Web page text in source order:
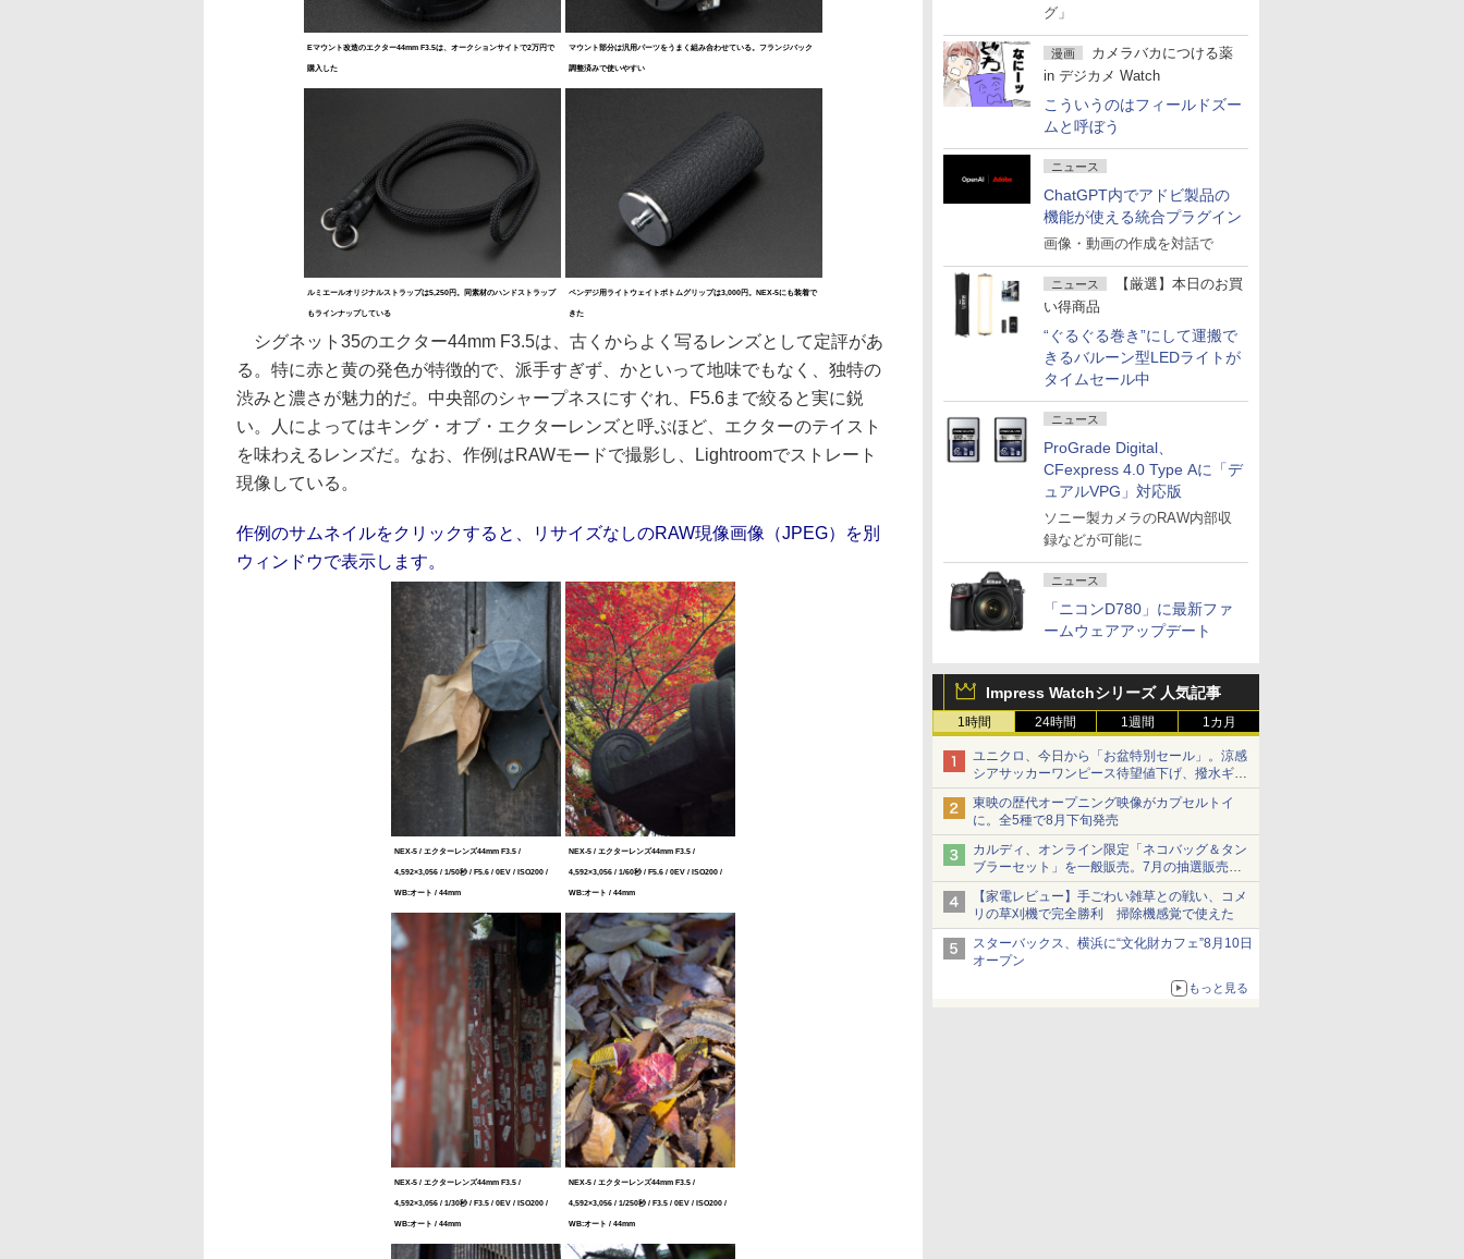
グ」
漫画
カメラバカにつける薬
in デジカメ Watch
こういうのはフィールドズー
ムと呼ぼう
ニュース
ChatGPT内でアドビ製品の
機能が使える統合プラグイン
画像・動画の作成を対話で
ニュース
【厳選】本日のお買
い得商品
“ぐるぐる巻き”にして運搬で
きるバルーン型LEDライトが
タイムセール中
ニュース
ProGrade Digital、
CFexpress 4.0 Type Aに「デ
ュアルVPG」対応版
ソニー製カメラのRAW内部収
録などが可能に
ニュース
「ニコンD780」に最新ファ
ームウェアアップデート
Impress Watchシリーズ 人気記事
1時間 24時間 1週間 1カ月
ユニクロ、今日から「お盆特別セール」。涼感
シアサッカーワンピース待望値下げ、撥水ギア
ショーツは1990円に
東映の歴代オープニング映像がカプセルトイ
に。全5種で8月下旬発売
カルディ、オンライン限定「ネコバッグ＆タン
ブラーセット」を一般販売。7月の抽選販売の
当選無効分
【家電レビュー】手ごわい雑草との戦い、コメ
リの草刈機で完全勝利 掃除機感覚で使えた
スターバックス、横浜に“文化財カフェ”8月10日
オープン
もっと見る
Eマウント改造のエクター44mm F3.5は、オークションサイトで2万円で
購入した
マウント部分は汎用パーツをうまく組み合わせている。フランジバック
調整済みで使いやすい
ルミエールオリジナルストラップは5,250円。同素材のハンドストラップ
もラインナップしている
ペンデジ用ライトウェイトボトムグリップは3,000円。NEX-5にも装着で
きた
シグネット35のエクター44mm F3.5は、古くからよく写るレンズとして定評があ
る。特に赤と黄の発色が特徴的で、派手すぎず、かといって地味でもなく、独特の
渋みと濃さが魅力的だ。中央部のシャープネスにすぐれ、F5.6まで絞ると実に鋭
い。人によってはキング・オブ・エクターレンズと呼ぶほど、エクターのテイスト
を味わえるレンズだ。なお、作例はRAWモードで撮影し、Lightroomでストレート
現像している。
作例のサムネイルをクリックすると、リサイズなしのRAW現像画像（JPEG）を別
ウィンドウで表示します。
NEX-5 / エクターレンズ44mm F3.5 /
4,592×3,056 / 1/50秒 / F5.6 / 0EV / ISO200 /
WB:オート / 44mm
NEX-5 / エクターレンズ44mm F3.5 /
4,592×3,056 / 1/60秒 / F5.6 / 0EV / ISO200 /
WB:オート / 44mm
NEX-5 / エクターレンズ44mm F3.5 /
4,592×3,056 / 1/30秒 / F3.5 / 0EV / ISO200 /
WB:オート / 44mm
NEX-5 / エクターレンズ44mm F3.5 /
4,592×3,056 / 1/250秒 / F3.5 / 0EV / ISO200 /
WB:オート / 44mm